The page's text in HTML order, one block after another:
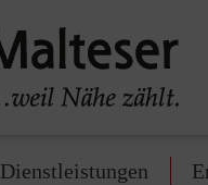
Dienstleistungen